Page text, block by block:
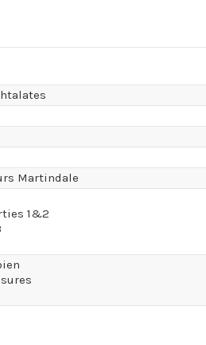
Martindale
1&2